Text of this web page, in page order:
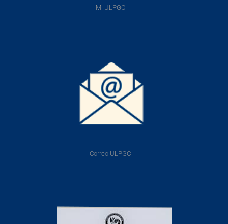
Mi ULPGC
Correo ULPGC